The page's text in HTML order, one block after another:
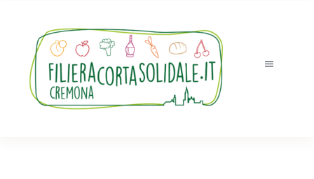
contenuto
Toggle
Tutti i prodotti